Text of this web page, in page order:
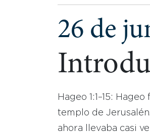
26 de
Hageo 1:1–15:
templo de
ahora llevaba casi